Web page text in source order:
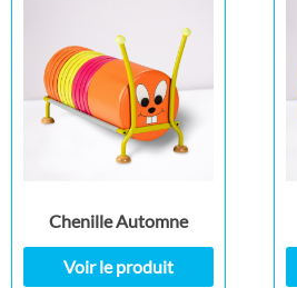
Chenille Automne
Voir le produit